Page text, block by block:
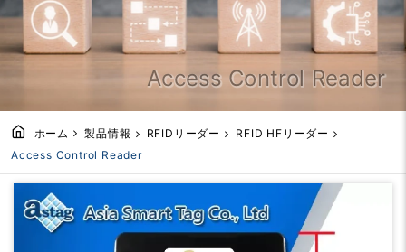
Access Control Reader
ホーム 製品情報 RFIDリーダー
RFID HFリーダー
Access Control Reader